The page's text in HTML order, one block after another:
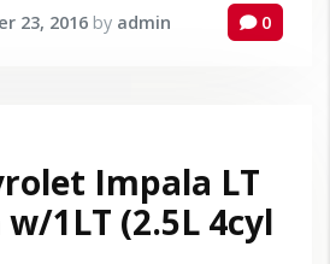
23, 2016 by admin 0
Impala LT
1LT (2.5L 4cyl